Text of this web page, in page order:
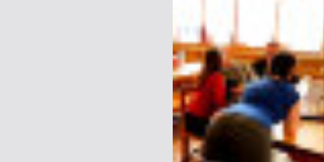
Name:
E-Mail-Adresse (optional):
Kommentar: